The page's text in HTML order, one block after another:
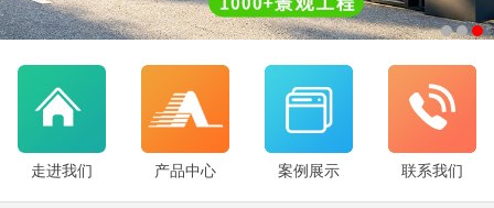
走进我们 产品中心 案例展示 联系我们